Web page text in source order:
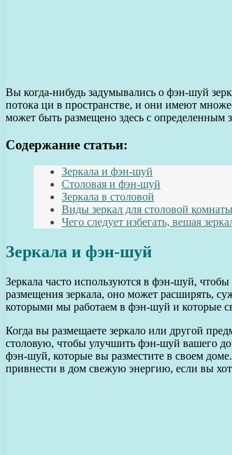
Вы когда-нибудь задумывались о фэн-шуй
потока ци в пространстве, и они имеют
может быть размещено здесь с
Содержание статьи:
Зеркала и фэн-шуй
Столовая и фэн-шуй
Зеркала в столовой
Виды зеркал для столовой комнаты
Чего следует избегать, вешая
Зеркала и фэн-шуй
Зеркала часто используются в фэн-шуй,
размещения зеркала, оно может расширять,
которыми мы работаем в фэн-шуй и которые
Когда вы размещаете зеркало или другой
столовую, чтобы улучшить фэн-шуй вашего
фэн-шуй, которые вы разместите в своем
привнести в дом свежую энергию, если вы